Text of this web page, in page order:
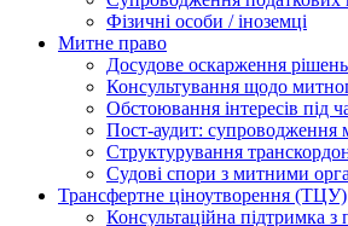
Фізичні особи / іноземці
Митне право
Досудове оскарження
Консультування щодо
Обстоювання інтересів під
Пост-аудит: супроводження
Структурування
Судові спори з митними
Трансфертне ціноутворення (ТЦУ)
Консультаційна підтримка